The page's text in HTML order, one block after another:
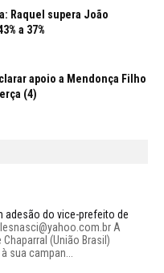
Raquel supera João
a 37%
apoio a Mendonça Filho
(4)
adesão do vice-prefeito de
A
(União Brasil)
sua campan...